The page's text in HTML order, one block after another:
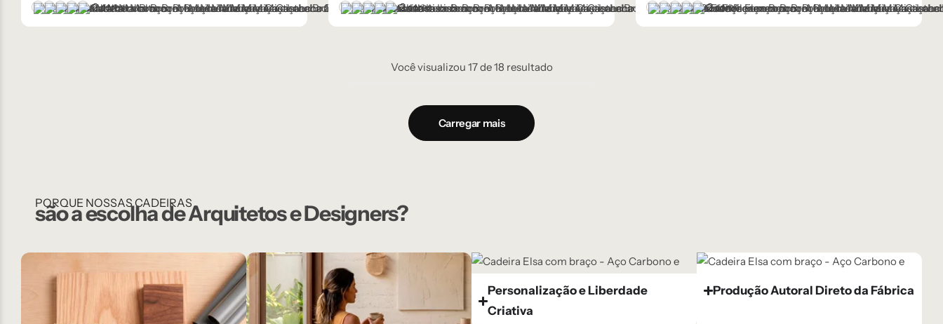
Castanho
Castanho Médio
Laca Branco
Laca Cinza
Laca Preta
+2 cores Castanho
Castanho Médio
Laca Branco
Laca Cinza
Laca Preta
+2 cores Castanho
Castanho Médio
Laca Branco
Laca Cinza
Laca Preta
+2 cores
Você visualizou 17de18 resultado
Carregar mais
PORQUE NOSSAS CADEIRAS
são a escolha de Arquitetos e Designers?
Personalização e Liberdade
Criativa
Produção Autoral Direto da Fábrica